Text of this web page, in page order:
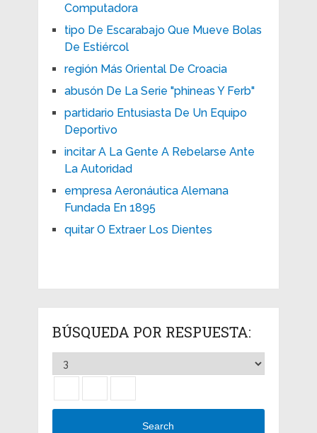
Computadora
tipo De Escarabajo Que Mueve Bolas
De Estiércol
región Más Oriental De Croacia
abusón De La Serie "phineas Y Ferb"
partidario Entusiasta De Un Equipo
Deportivo
incitar A La Gente A Rebelarse Ante
La Autoridad
empresa Aeronáutica Alemana
Fundada En 1895
quitar O Extraer Los Dientes
BÚSQUEDA POR RESPUESTA:
Search